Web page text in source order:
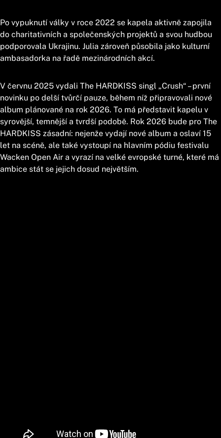
Po vypuknutí války v roce 2022 se kapela aktivně zapojila
do charitativních a společenských projektů a svou hudbou
podporovala Ukrajinu. Julia zároveň působila jako kulturní
ambasadorka na řadě mezinárodních akcí.
V červnu 2025 vydali The HARDKISS singl „Crush“ – první
novinku po delší tvůrčí pauze, během níž připravovali nové
album plánované na rok 2026. To má představit kapelu v
syrovější, temnější a tvrdší podobě. Rok 2026 bude pro The
HARDKISS zásadní: nejenže vydají nové album a oslaví 15
let na scéně, ale také vystoupí na hlavním pódiu festivalu
Wacken Open Air a vyrazí na velké evropské turné, které má
ambice stát se jejich dosud největším.